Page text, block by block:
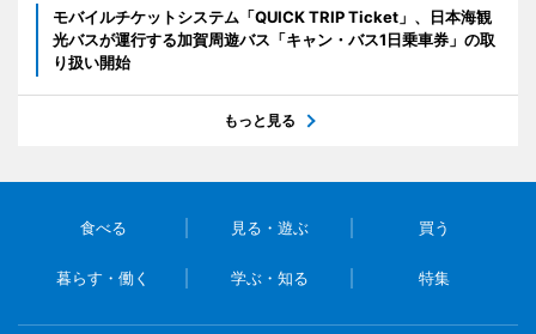
モバイルチケットシステム「QUICK TRIP Ticket」、日本海観
光バスが運行する加賀周遊バス「キャン・バス1日乗車券」の取
り扱い開始
もっと見る
食べる 見る・遊ぶ 買う
暮らす・働く 学ぶ・知る 特集